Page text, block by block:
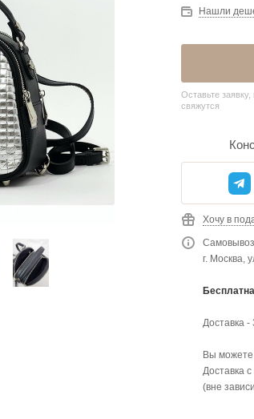
Нашли
Оставьте
свяжутся
Хочу в
г. Москва,
Доставка -
Вы можете
Доставка
(вне